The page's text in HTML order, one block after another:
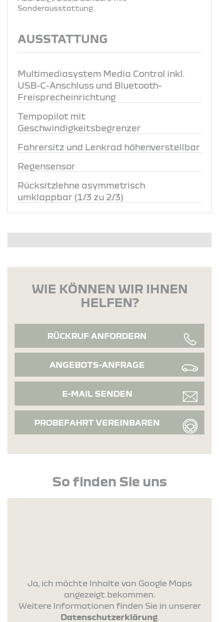
Sonderausstattung.
AUSSTATTUNG
Multimediasystem Media Control inkl.
USB-C-Anschluss und Bluetooth-
Freisprecheinrichtung
Tempopilot mit
Geschwindigkeitsbegrenzer
Fahrersitz und Lenkrad höhenverstellbar
Regensensor
Rücksitzlehne asymmetrisch
umklappbar (1/3 zu 2/3)
WIE KÖNNEN WIR IHNEN
HELFEN?
RÜCKRUF ANFORDERN
ANGEBOTS-ANFRAGE
E-MAIL SENDEN
PROBEFAHRT VEREINBAREN
So finden Sie uns
Ja, ich möchte Inhalte von Google Maps
angezeigt bekommen.
Weitere Informationen finden Sie in unserer
Datenschutzerklärung.